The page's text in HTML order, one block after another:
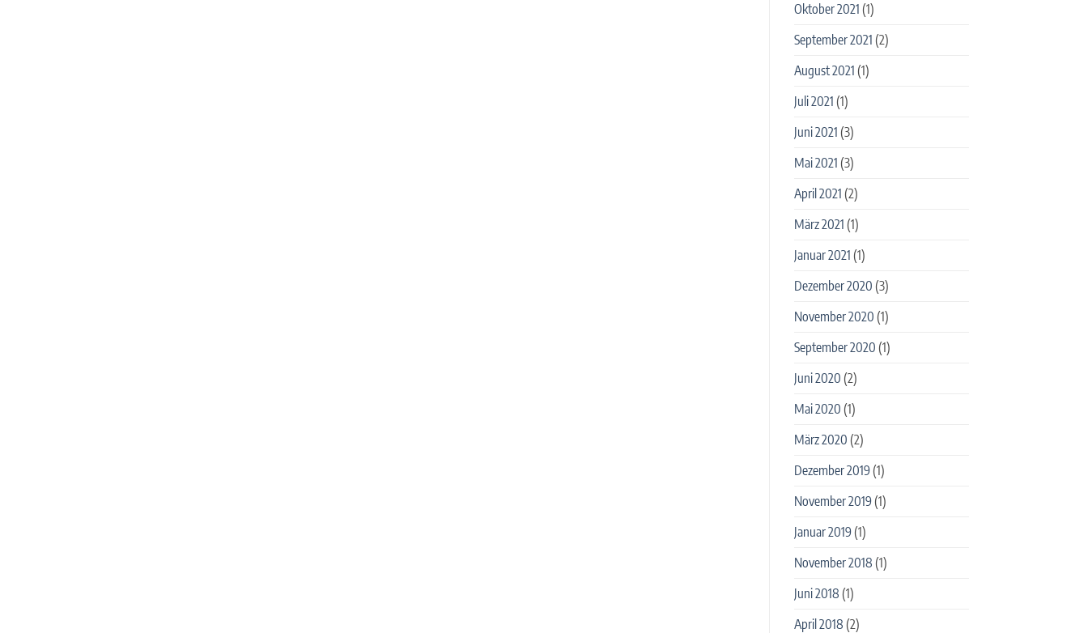
Oktober 2021 (1)
September 2021 (2)
August 2021 (1)
Juli 2021 (1)
Juni 2021 (3)
Mai 2021 (3)
April 2021 (2)
März 2021 (1)
Januar 2021 (1)
Dezember 2020 (3)
November 2020 (1)
September 2020 (1)
Juni 2020 (2)
Mai 2020 (1)
März 2020 (2)
Dezember 2019(1)
November 2019(1)
Januar 2019(1)
November 2018 (1)
Juni 2018 (1)
April 2018 (2)